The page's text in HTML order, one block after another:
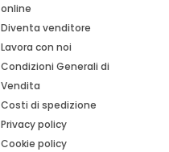
online
Diventa venditore
Lavora con noi
Condizioni Generali di
Vendita
Costi di spedizione
Privacy policy
Cookie policy